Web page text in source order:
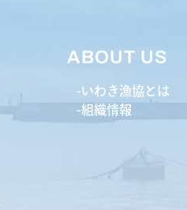
ABOUT US
いわき漁協とは
組織情報